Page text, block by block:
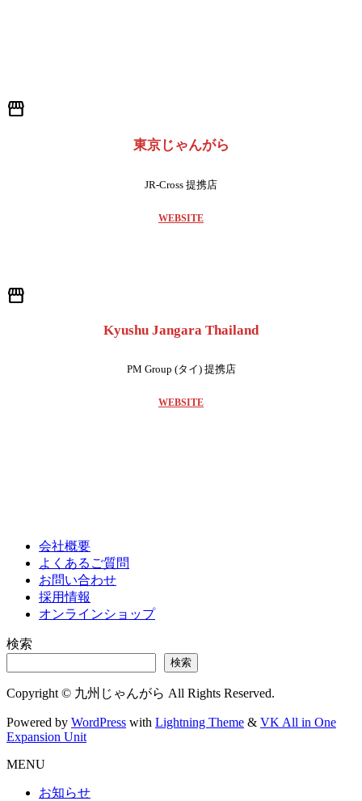
storefront
東京じゃんがら
JR-Cross 提携店
WEBSITE
storefront
Kyushu Jangara Thailand
PM Group (タイ) 提携店
WEBSITE
会社概要
よくあるご質問
お問い合わせ
採用情報
オンラインショップ
検索
検索
Copyright © 九州じゃんがら All Rights Reserved.
Powered by WordPress with Lightning Theme & VK All in One
Expansion Unit
MENU
お知らせ